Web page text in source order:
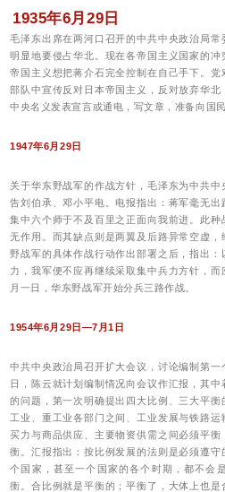
1935年6月29日
毛泽东出席在两河口召开的中共中央政治局常
明显地要侵占华北。现在各帝国主义国家的
帝国主义想把蒋介石完全控制在自己手下。
部队中宣传反对日本帝国主义，反对放弃华
中央名义发表宣言或通电，写文章，准备向国
1947年6月29日
关于华东野战军的作战方针，毛泽东为中共
告刘伯承、邓小平电。电报指出：蒋军毫无出
集中六个师于不及百里之正面向我前进。此
无作用。而其缺点则是两翼及后路异常空虚
野战军的具体作战行动作出部署之后，指出
力，我军便不应再继续采取集中兵力方针，
月一日，华东野战军开始分兵三路作战。
1954年6月29日—7月1日
中共中央政治局召开扩大会议，讨论编制第
日，陈云就计划编制情况向会议作汇报，其
的问题，第一次明确提出四大比例、三大平
工业、重工业各部门之间、工业发展与铁路
买力与商品供应、主要物资供需之间必须平
衡。汇报指出：按比例发展的法则是必须遵
个国家，甚至一个国家的各个时期，都不会
衡。合比例就是平衡的；平衡了，大体上也